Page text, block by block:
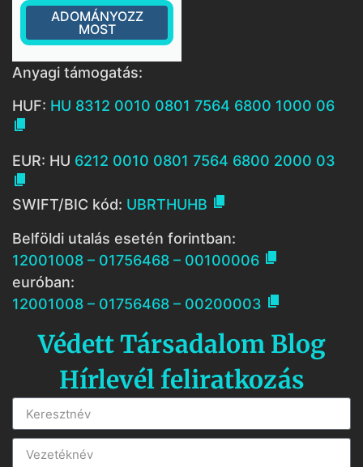
ADOMÁNYOZZ
MOST
Anyagi támogatás:
HUF: HU 8312 0010 0801 7564 6800 1000 06

EUR: HU 6212 0010 0801 7564 6800 2000 03

SWIFT/BIC kód: UBRTHUHB 
Belföldi utalás esetén forintban:
12001008 – 01756468 – 00100006 
euróban:
12001008 – 01756468 – 00200003 
Védett Társadalom Blog
Hírlevél feliratkozás